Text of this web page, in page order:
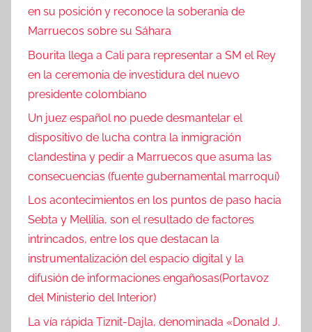
en su posición y reconoce la soberanía de
Marruecos sobre su Sáhara
Bourita llega a Cali para representar a SM el Rey
en la ceremonia de investidura del nuevo
presidente colombiano
Un juez español no puede desmantelar el
dispositivo de lucha contra la inmigración
clandestina y pedir a Marruecos que asuma las
consecuencias (fuente gubernamental marroquí)
Los acontecimientos en los puntos de paso hacia
Sebta y Mellilia, son el resultado de factores
intrincados, entre los que destacan la
instrumentalización del espacio digital y la
difusión de informaciones engañosas(Portavoz
del Ministerio del Interior)
La vía rápida Tiznit-Dajla, denominada «Donald J.